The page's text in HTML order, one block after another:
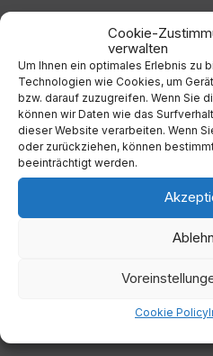
Cookie-
verwalten
Um Ihnen ein optimales Erlebnis zu
Technologien wie Cookies, um
bzw. darauf zuzugreifen. Wenn Sie
können wir Daten wie das
dieser Website verarbeiten. Wenn
oder zurückziehen, können
beeinträchtigt werden.
Cookie Policy
days
Von:
Bis: